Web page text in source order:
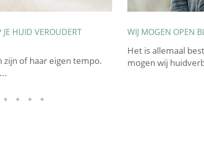
HUID VEROUDERT
of haar eigen tempo.
WIJ MOGEN OPEN
Het is allemaal
mogen wij